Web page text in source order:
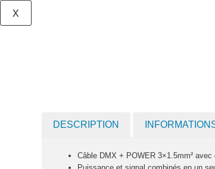
X
DESCRIPTION
Câble DMX + POWER 3×1.5mm²